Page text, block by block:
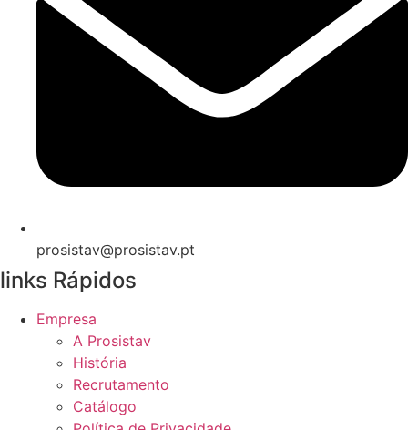
prosistav@prosistav.pt
links Rápidos
Empresa
A Prosistav
História
Recrutamento
Catálogo